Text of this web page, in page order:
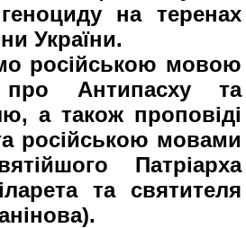
геноциду на теренах
України.
російською мовою
про Антипасху та
а також проповіді
російською мовами
Патріарха
та святителя